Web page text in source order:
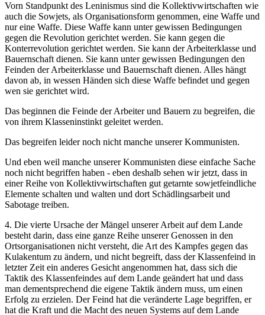
Vorn Standpunkt des Leninismus sind die Kollektivwirtschaften wie
auch die Sowjets, als Organisationsform genommen, eine Waffe und
nur eine Waffe. Diese Waffe kann unter gewissen Bedingungen
gegen die Revolution gerichtet werden. Sie kann gegen die
Konterrevolution gerichtet werden. Sie kann der Arbeiterklasse und
Bauernschaft dienen. Sie kann unter gewissen Bedingungen den
Feinden der Arbeiterklasse und Bauernschaft dienen. Alles hängt
davon ab, in wessen Händen sich diese Waffe befindet und gegen
wen sie gerichtet wird.
Das beginnen die Feinde der Arbeiter und Bauern zu begreifen, die
von ihrem Klasseninstinkt geleitet werden.
Das begreifen leider noch nicht manche unserer Kommunisten.
Und eben weil manche unserer Kommunisten diese einfache Sache
noch nicht begriffen haben - eben deshalb sehen wir jetzt, dass in
einer Reihe von Kollektivwirtschaften gut getarnte sowjetfeindliche
Elemente schalten und walten und dort Schädlingsarbeit und
Sabotage treiben.
4. Die vierte Ursache der Mängel unserer Arbeit auf dem Lande
besteht darin, dass eine ganze Reihe unserer Genossen in den
Ortsorganisationen nicht versteht, die Art des Kampfes gegen das
Kulakentum zu ändern, und nicht begreift, dass der Klassenfeind in
letzter Zeit ein anderes Gesicht angenommen hat, dass sich die
Taktik des Klassenfeindes auf dem Lande geändert hat und dass
man dementsprechend die eigene Taktik ändern muss, um einen
Erfolg zu erzielen. Der Feind hat die veränderte Lage begriffen, er
hat die Kraft und die Macht des neuen Systems auf dem Lande